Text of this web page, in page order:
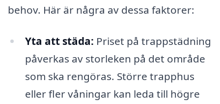
behov. Här är några av dessa faktorer:
Yta att städa: Priset på trappstädning
påverkas av storleken på det område
som ska rengöras. Större trapphus
eller fler våningar kan leda till högre